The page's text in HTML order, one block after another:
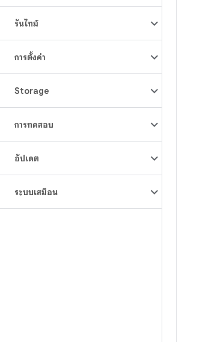
รันไทม์
การตั้งค่า
Storage
การทดสอบ
อัปเดต
ระบบเสมือน